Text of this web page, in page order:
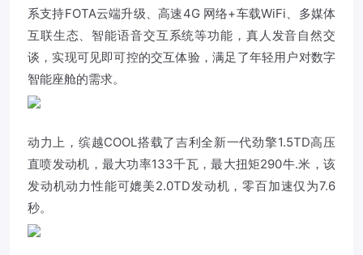
系支持FOTA云端升级、高速4G 网络+车载WiFi、多媒体
互联生态、智能语音交互系统等功能，真人发音自然交
谈，实现可见即可控的交互体验，满足了年轻用户对数字
智能座舱的需求。
动力上，缤越COOL搭载了吉利全新一代劲擎1.5TD高压
直喷发动机，最大功率133千瓦，最大扭矩290牛.米，该
发动机动力性能可媲美2.0TD发动机，零百加速仅为7.6
秒。